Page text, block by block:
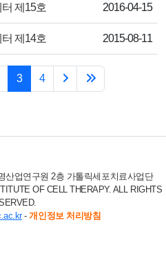
제15호 작성일
2016-04-15
제14호 작성일
2015-08-11
3 4
산업연구원 2층 가톨릭세포치료사업단
OF CELL THERAPY. ALL RIGHTS
-개인정보 처리방침